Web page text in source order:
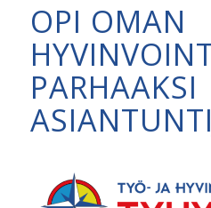
OPI OMAN
PARHAAKSI